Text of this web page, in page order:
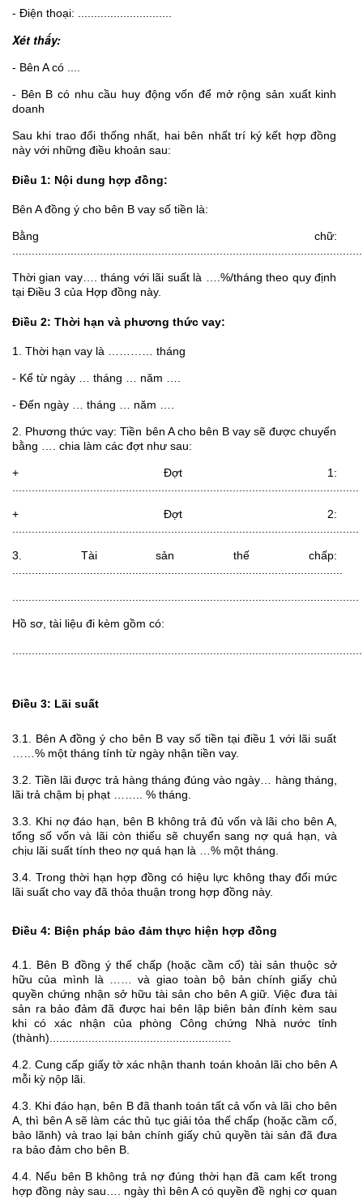
- Điện thoại: .............................
Xét thấy:
- Bên A có ....
- Bên B có nhu cầu huy động vốn để mở rộng sản xuất kinh
doanh
Sau khi trao đổi thống nhất, hai bên nhất trí ký kết hợp đồng
này với những điều khoản sau:
Điều 1: Nội dung hợp đồng:
Bên A đồng ý cho bên B vay số tiền là:
Bằng chữ:
Thời gian vay…. tháng với lãi suất là ….%/tháng theo quy định
tại Điều 3 của Hợp đồng này.
Điều 2: Thời hạn và phương thức vay:
1. Thời hạn vay là ………… tháng
- Kể từ ngày … tháng … năm ….
- Đến ngày … tháng … năm ….
2. Phương thức vay: Tiền bên A cho bên B vay sẽ được chuyển
bằng …. chia làm các đợt như sau:
+ Đợt 1:
...........................................................................................................
+ Đợt 2:
...........................................................................................................
3. Tài sản thế chấp:
......................................................................................................
...........................................................................................................
Hồ sơ, tài liệu đi kèm gồm có:
Điều 3: Lãi suất
3.1. Bên A đồng ý cho bên B vay số tiền tại điều 1 với lãi suất
……% một tháng tính từ ngày nhận tiền vay.
3.2. Tiền lãi được trả hàng tháng đúng vào ngày… hàng tháng,
lãi trả chậm bị phạt …….. % tháng.
3.3. Khi nợ đáo hạn, bên B không trả đủ vốn và lãi cho bên A,
tống số vốn và lãi còn thiếu sẽ chuyển sang nợ quá hạn, và
chịu lãi suất tính theo nợ quá hạn là …% một tháng.
3.4. Trong thời hạn hợp đồng có hiệu lực không thay đổi mức
lãi suất cho vay đã thỏa thuận trong hợp đồng này.
Điều 4: Biện pháp bảo đảm thực hiện hợp đồng
4.1. Bên B đồng ý thế chấp (hoặc cầm cố) tài sản thuộc sở
hữu của mình là …… và giao toàn bộ bản chính giấy chủ
quyền chứng nhận sở hữu tài sản cho bên A giữ. Việc đưa tài
sản ra bảo đảm đã được hai bên lập biên bản đính kèm sau
khi có xác nhận của phòng Công chứng Nhà nước tỉnh
(thành)........................................................
4.2. Cung cấp giấy tờ xác nhận thanh toán khoản lãi cho bên A
mỗi kỳ nộp lãi.
4.3. Khi đáo hạn, bên B đã thanh toán tất cả vốn và lãi cho bên
A, thì bên A sẽ làm các thủ tục giải tỏa thế chấp (hoặc cầm cố,
bảo lãnh) và trao lại bản chính giấy chủ quyền tài sản đã đưa
ra bảo đảm cho bên B.
4.4. Nếu bên B không trả nợ đúng thời hạn đã cam kết trong
hợp đồng này sau…. ngày thì bên A có quyền đề nghị cơ quan